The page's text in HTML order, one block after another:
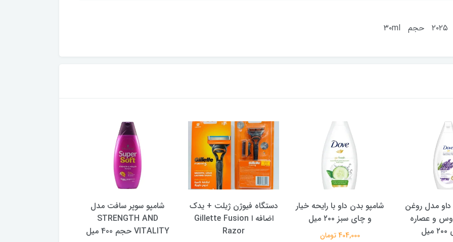
مدل روغن
و عصاره
شامپو بدن داو با رایحه خیار
و چای سبز ۲۰۰ میل
404,000 تومان
دستگاه فیوژن ژیلت + یدک
اضافه ا Gillette Fusion
Razor
شامپو سوپر سافت مدل
STRENGTH AND
VITALITY حجم 400 میل